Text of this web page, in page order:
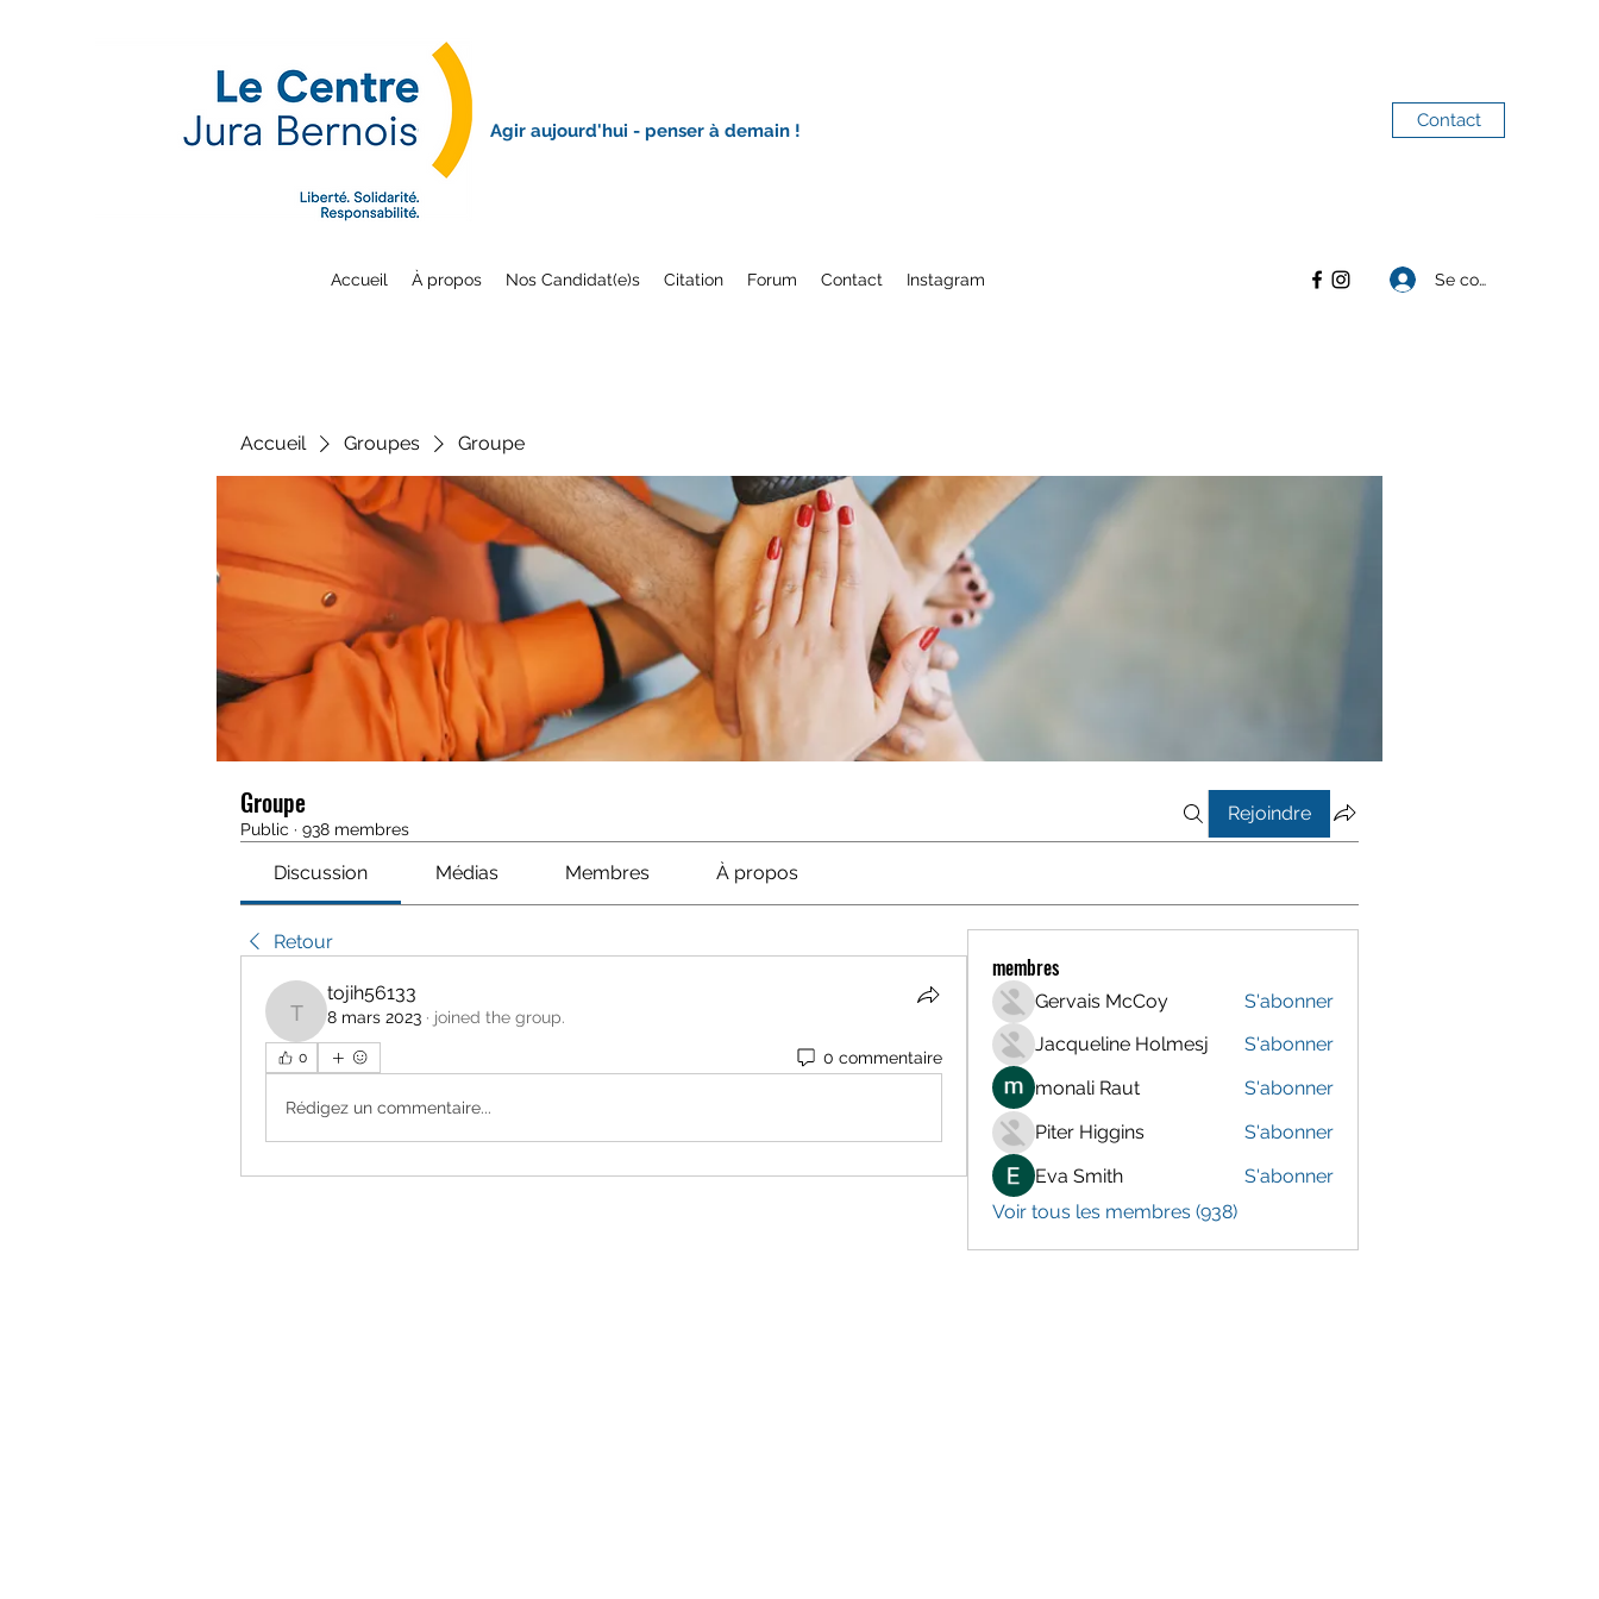
Agir aujourd'hui - penser à demain ! Contact
Accueil À propos Nos Candidat(e)s Citation Forum Contact Instagram Se connecter
Accueil Groupes Groupe
Groupe
Public · 938 membres
Rejoindre
Discussion Médias Membres À propos
Retour
tojih56133
tojih56133
8 mars 2023 · joined the group.
0 0 commentaire
Rédigez un commentaire...
membres
Gervais McCoy
S'abonner
Jacqueline Holmesj
S'abonner
monali Raut
S'abonner
Piter Higgins
S'abonner
Eva Smith
S'abonner
Voir tous les membres (938)